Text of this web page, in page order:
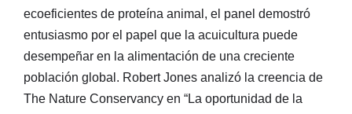
ecoeficientes de proteína animal, el panel demostró
entusiasmo por el papel que la acuicultura puede
desempeñar en la alimentación de una creciente
población global. Robert Jones analizó la creencia de
The Nature Conservancy en “La oportunidad de la